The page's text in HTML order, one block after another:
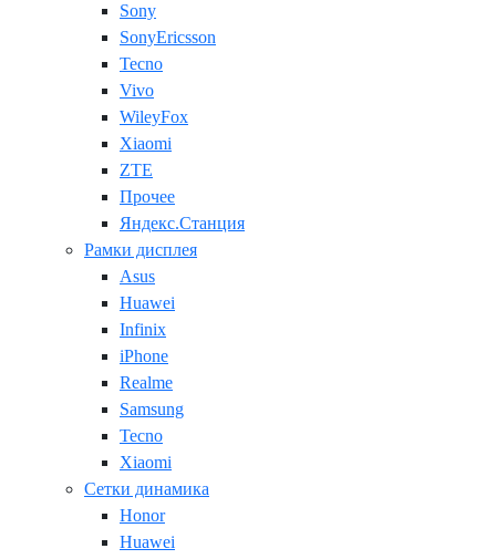
Sony
SonyEricsson
Tecno
Vivo
WileyFox
Xiaomi
ZTE
Прочее
Яндекс.Станция
Рамки дисплея
Asus
Huawei
Infinix
iPhone
Realme
Samsung
Tecno
Xiaomi
Сетки динамика
Honor
Huawei